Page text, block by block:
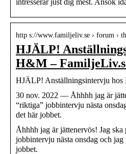
http s://www.familjeliv.se › forum ›
HJÄLP!
H&M –
HJÄLP! Anställningsintervju
30 nov. 2022 — Åhhhh jag är
“riktiga” jobbintervju nästa
det här jobbet.
Åhhhh jag är jättenervös! Jag ska
jobbintervju nästa onsdag och
jobbet.